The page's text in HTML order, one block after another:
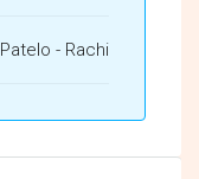
Patelo - Rachi